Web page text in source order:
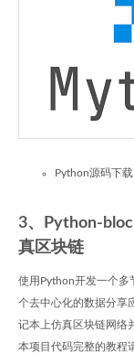
Python源码下
3、Python-
真区块链
使用Python开发一个多
个去中心化的数据分享
记本上仿真区块链网络
本项目代码完整的教程